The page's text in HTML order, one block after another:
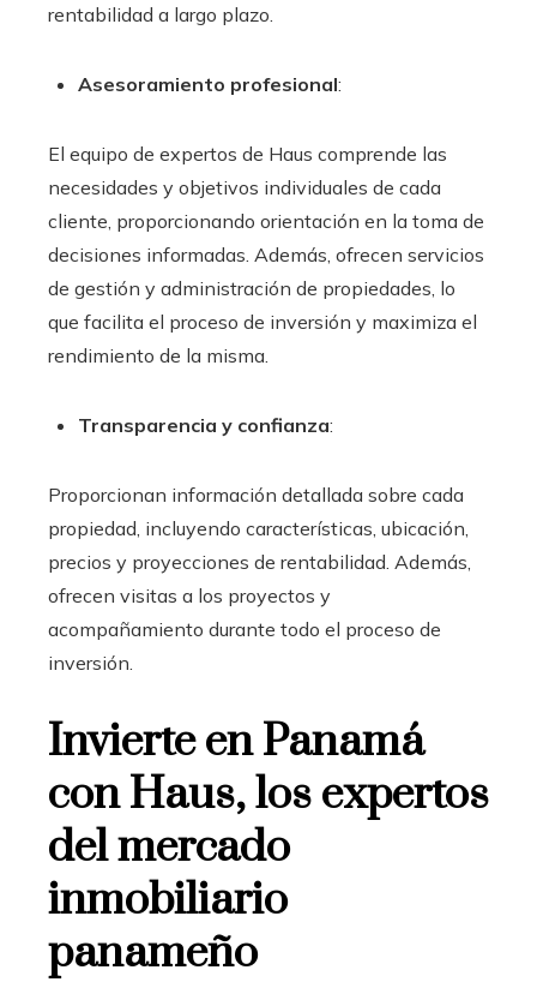
rentabilidad a largo plazo.
Asesoramiento profesional:
El equipo de expertos de Haus comprende las
necesidades y objetivos individuales de cada
cliente, proporcionando orientación en la toma de
decisiones informadas. Además, ofrecen servicios
de gestión y administración de propiedades, lo
que facilita el proceso de inversión y maximiza el
rendimiento de la misma.
Transparencia y confianza:
Proporcionan información detallada sobre cada
propiedad, incluyendo características, ubicación,
precios y proyecciones de rentabilidad. Además,
ofrecen visitas a los proyectos y
acompañamiento durante todo el proceso de
inversión.
Invierte en Panamá
con Haus, los expertos
del mercado
inmobiliario
panameño